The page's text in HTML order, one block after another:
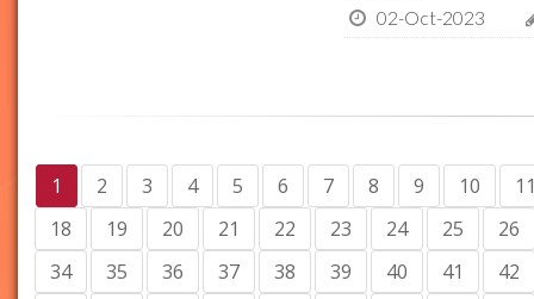
02-Oct-2023
1 2 3 4 5 6 7 8 9 10
18
19 20 21 22 23 24 25
26
34
35 36 37 38 39 40 41
42